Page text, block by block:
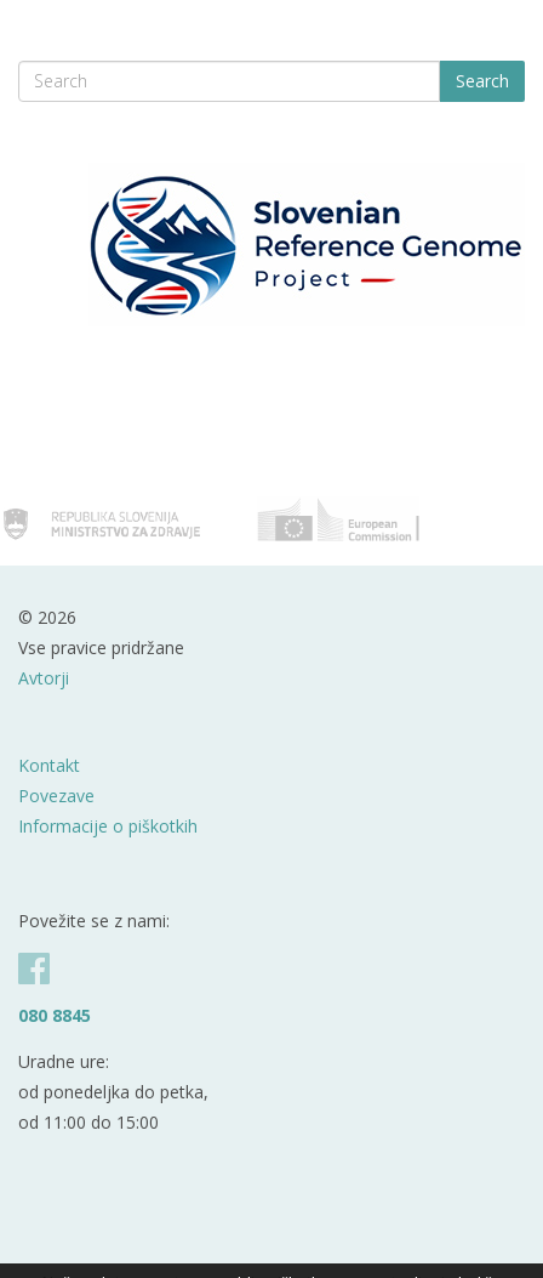
Search
© 2026
Vse pravice pridržane
Avtorji
Kontakt
Povezave
Informacije o piškotkih
Povežite se z nami:
080 8845
Uradne ure:
od ponedeljka do petka,
od 11:00 do 15:00